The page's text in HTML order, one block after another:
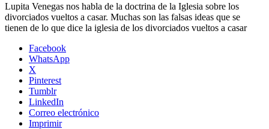
Lupita Venegas nos habla de la doctrina de la Iglesia sobre los
divorciados vueltos a casar. Muchas son las falsas ideas que se
tienen de lo que dice la iglesia de los divorciados vueltos a casar
Facebook
WhatsApp
X
Pinterest
Tumblr
LinkedIn
Correo electrónico
Imprimir